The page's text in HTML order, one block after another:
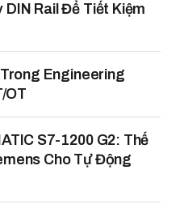
Rail Để Tiết Kiệm
Engineering
OT
S7-1200 G2: Thế
Cho Tự Động